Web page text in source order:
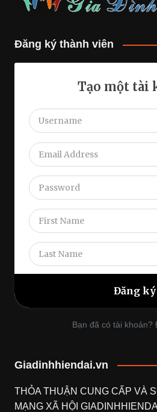
Đăng ký thành viên
Tạo một tài
Bạn đã có tài khoản?
Giadinhhiendai.vn
THỎA THUẬN CUNG CẤP VÀ
MẠNG XÃ HỘI